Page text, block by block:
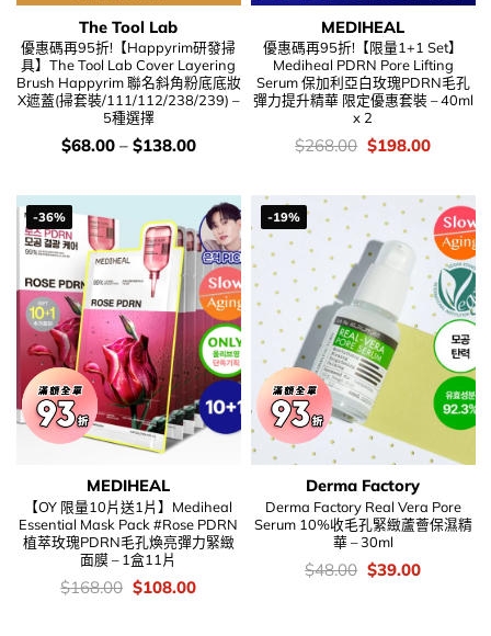
The Tool Lab
優惠碼再95折!【Happyrim研發掃
具】The Tool Lab Cover Layering
Brush Happyrim 聯名斜角粉底底妝
X遮蓋(掃套裝/111/112/238/239) –
5種選擇
價
$68.00– $138.00
MEDIHEAL
優惠碼再95折!【限量1+1 Set】
Mediheal PDRN Pore Lifting
Serum 保加利亞白玫瑰PDRN毛孔
彈力提升精華 限定優惠套裝 – 40ml
x 2
價
$268.00 Original
$268.00.
$198.00Current
-36%
MEDIHEAL
【OY 限量10片送1片】Mediheal
Essential Mask Pack #Rose PDRN
植萃玫瑰PDRN毛孔煥亮彈力緊緻
面膜 – 1盒11片
價
錢：
$168.00 Original
price
$108.00Current
-19%
Derma Factory
Derma Factory Real Vera Pore
Serum 10%收毛孔緊緻蘆薈保濕精
華 – 30ml
價
錢：
$48.00 Original
price
$39.00Current